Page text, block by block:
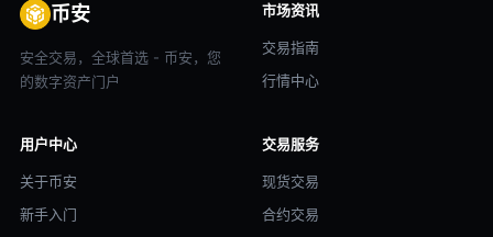
币安
安全交易，全球首选 - 币安，您
的数字资产门户
市场资讯
交易指南
行情中心
用户中心
关于币安
新手入门
交易服务
现货交易
合约交易